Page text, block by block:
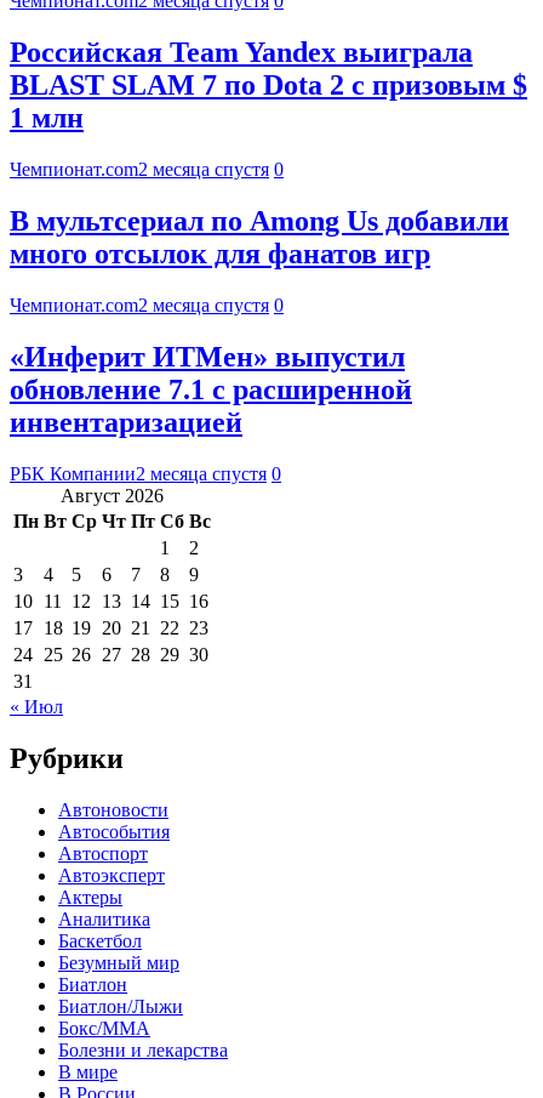
Российская Team Yandex выиграла
BLAST SLAM 7 по Dota 2 с призовым $
1 млн
Чемпионат.com2 месяца спустя 0
В мультсериал по Among Us добавили
много отсылок для фанатов игр
Чемпионат.com2 месяца спустя 0
«Инферит ИТМен» выпустил
обновление 7.1 с расширенной
инвентаризацией
РБК Компании2 месяца спустя 0
Август 2026
Пн Вт Ср Чт Пт Сб Вс
1
2
3
4 5 6 7 8
9
10 11 12 13 14 15 16
17 18 19 20 21 22 23
24 25 26 27 28 29 30
31
« Июл
Рубрики
Автоновости
Автособытия
Автоспорт
Автоэксперт
Актеры
Аналитика
Баскетбол
Безумный мир
Биатлон
Биатлон/Лыжи
Бокс/MMA
Болезни и лекарства
В мире
В России